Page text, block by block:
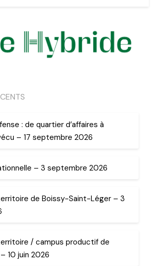
: de quartier d’affaires à
– 17 septembre 2026
– 3 septembre 2026
de Boissy-Saint-Léger – 3
/ campus productif de
10 juin 2026